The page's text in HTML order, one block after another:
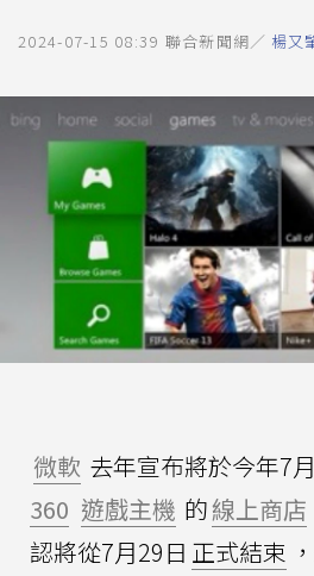
2024-07-15 08:39 聯合新聞網／ 楊又
微軟 去年宣布將於今年7
360 遊戲主機 的線上商店
認將從7月29日 正式結束